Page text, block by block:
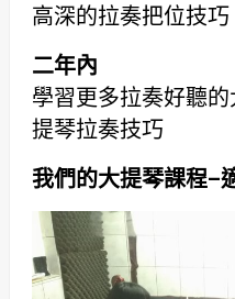
高深的拉奏把位技巧
二年內
學習更多拉奏好聽
提琴拉奏技巧
我們的大提琴課程–